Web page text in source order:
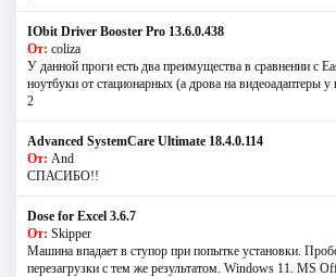
IObit Driver Booster Pro 13.6.0.438
От: coliza
У данной проги есть два преимущества в сравнении с
ноутбуки от стационарных (а дрова на видеоадаптеры
2
Advanced SystemCare Ultimate 18.4.0.114
От: And
СПАСИБО!!
Dose for Excel 3.6.7
От: Skipper
Машина впадает в ступор при попытке установки.
перезагрузки с тем же результатом. Windows 11. MS